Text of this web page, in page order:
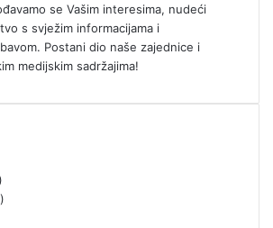
se Vašim interesima, nudeći
s svježim informacijama i
Postani dio naše zajednice i
medijskim sadržajima!